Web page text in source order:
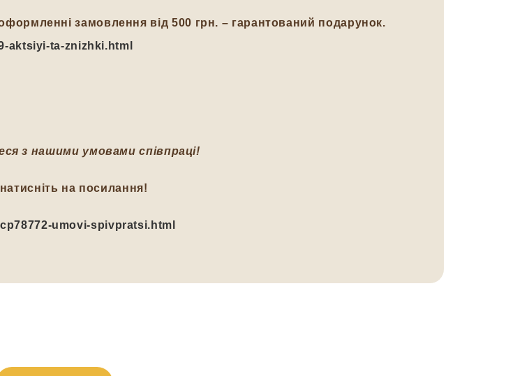
замовлення від 500 грн. – гарантований подарунок.
aktsiyi-ta-znizhki.html
з нашими умовами співпраці!
на посилання!
umovi-spivpratsi.html